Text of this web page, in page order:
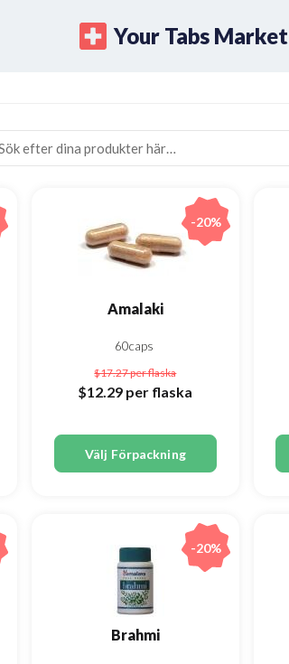
Your Tabs Market
Amalaki
60caps
$17.27per flaska
$12.29 per flaska
Välj Förpackning
-20%
Brahmi
-20%